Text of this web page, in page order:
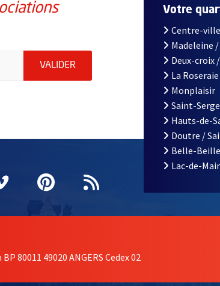
de la ville d'Angers, indiquez votre email
VALIDERENVOYER MA DEMANDE
fenêtrefenêtre
une nouvelle fenêtre
Vimeo
, Ouvre une nouvelle fenêtre
Pinterest
, Ouvre une nouvelle
Flux RSS
Votre
Centre-
Madeleine
Deux-croix
La Roseraie
Monplaisir
Saint-
Hauts-de-
Doutre /
Belle-Beille
Lac-de-
80011 49020 ANGERS Cedex 02